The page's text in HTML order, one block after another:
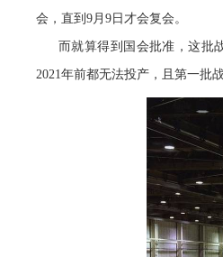
会，直到9月9日才会复会。
而就算得到国会批准，这批
2021年前都无法投产，且第一批